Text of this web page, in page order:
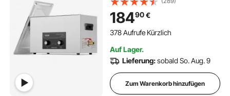
Schallkavitationsmaschine,
360 W Reinigungsmaschine
für Laborwerkzeuge,
Messing, Autoteile
18490€
378 Aufrufe Kürzlich
Auf Lager.
Lieferung:sobald So. Aug. 9
Zum Warenkorb hinzufügen